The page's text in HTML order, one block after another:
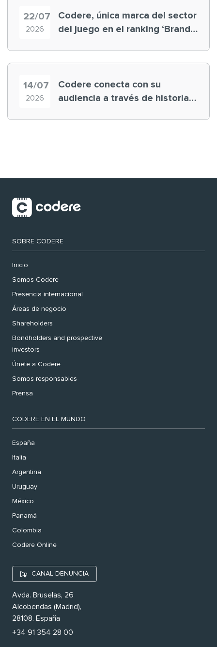
22/07
2026
Codere, única marca del sector
del juego en el ranking ‘Brand
14/07
2026
Codere conecta con su
audiencia a través de historias
SOBRE CODERE
Inicio
Somos Codere
Presencia internacional
Áreas de negocio
Shareholders
Bondholders and prospective
investors
Únete a Codere
Somos responsables
Prensa
CODERE EN EL MUNDO
España
Italia
Argentina
Uruguay
México
Panamá
Colombia
Codere Online
CANAL DENUNCIA
Avda. Bruselas, 26
Alcobendas (Madrid),
28108. España
+34 91 354 28 00